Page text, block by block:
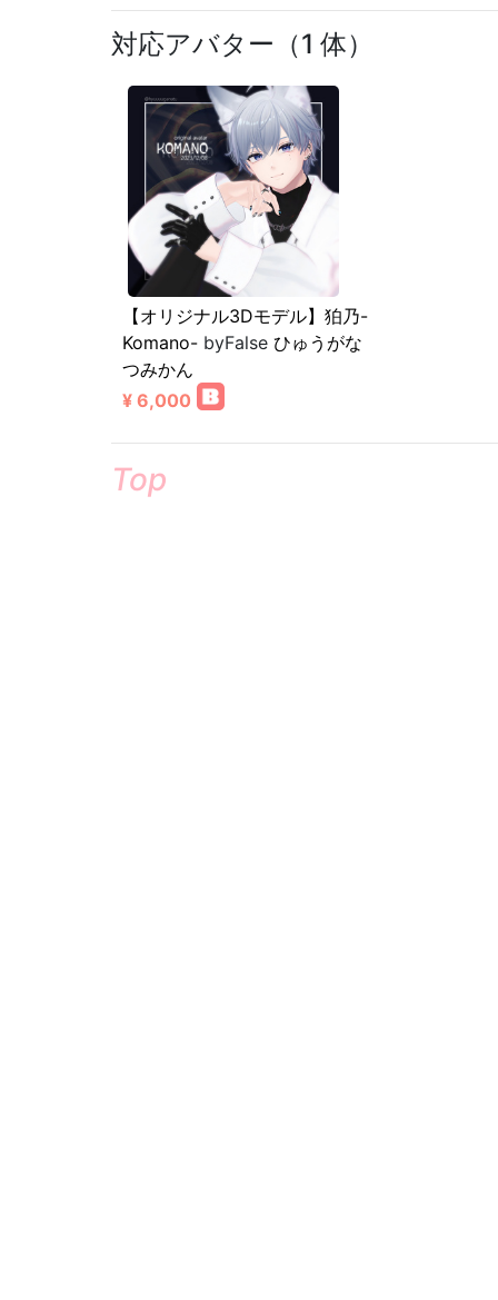
対応アバター（1 体）
【オリジナル3Dモデル】狛乃-
Komano- byFalse ひゅうがな
つみかん
¥ 6,000
Top